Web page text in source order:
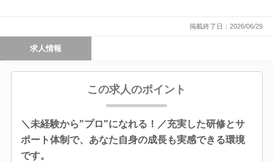
掲載終了日：2026/06/29
求人情報
この求人のポイント
＼未経験から"プロ"になれる！／充実した研修とサ
ポート体制で、あなた自身の成長も実感できる環境
です。